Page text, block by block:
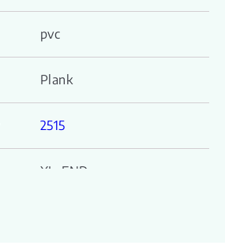
pvc
Plank
2515
XL-END